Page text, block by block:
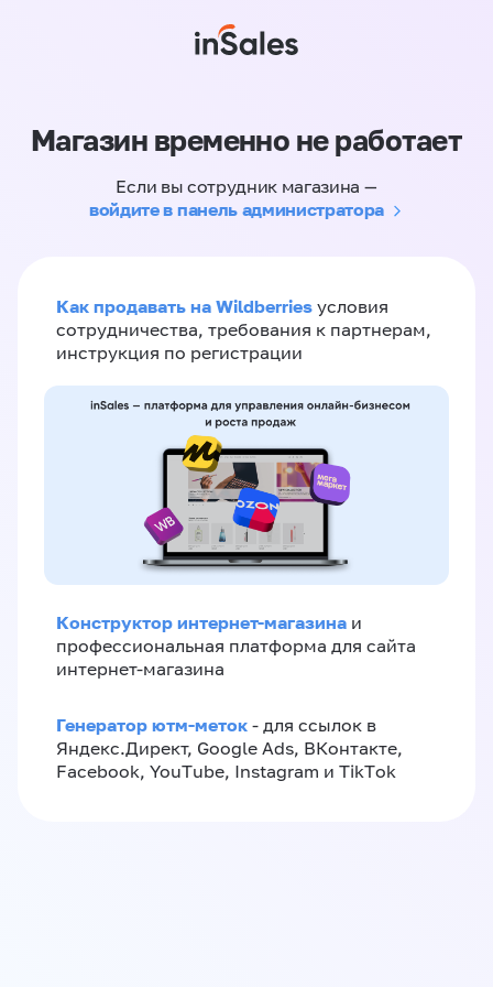
Магазин временно не работает
Если вы сотрудник магазина —
войдите в панель администратора
Как продавать на Wildberries условия
сотрудничества, требования к партнерам,
инструкция по регистрации
Конструктор интернет-магазина и
профессиональная платформа для сайта
интернет-магазина
Генератор ютм-меток - для ссылок в
Яндекс.Директ, Google Ads, ВКонтакте,
Facebook, YouTube, Instagram и TikTok